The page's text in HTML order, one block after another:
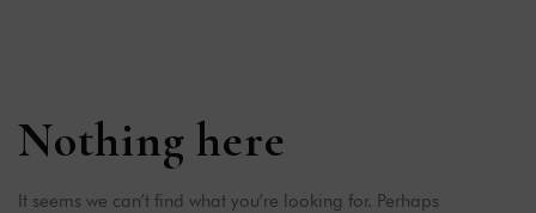
Nothing here
It seems we can’t find what you’re looking for. Perhaps